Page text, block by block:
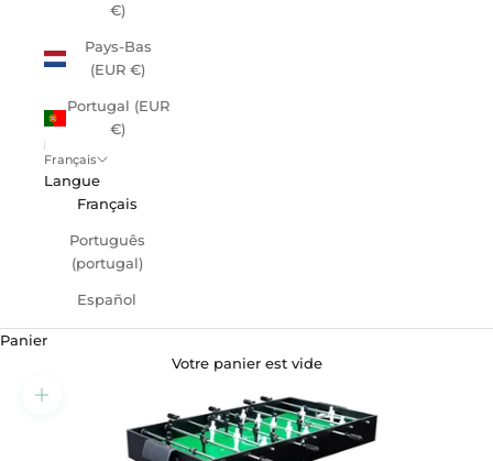
€)
Pays-Bas
(EUR €)
Portugal (EUR
€)
Français
Langue
Français
Português
(portugal)
Español
Panier
Votre panier est vide
Zoomer sur l'image